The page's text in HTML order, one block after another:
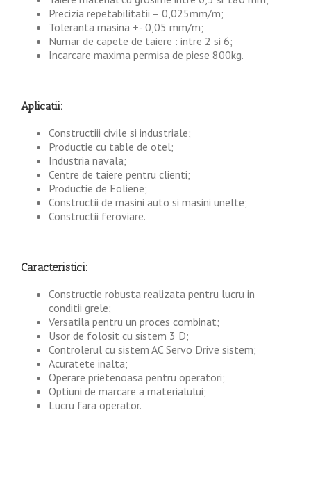
Precizia repetabilitatii – 0,025mm/m;
Toleranta masina +- 0,05 mm/m;
Numar de capete de taiere : intre 2 si 6;
Incarcare maxima permisa de piese 800kg.
Aplicatii:
Constructiii civile si industriale;
Productie cu table de otel;
Industria navala;
Centre de taiere pentru clienti;
Productie de Eoliene;
Constructii de masini auto si masini unelte;
Constructii feroviare.
Caracteristici:
Constructie robusta realizata pentru lucru in
conditii grele;
Versatila pentru un proces combinat;
Usor de folosit cu sistem 3 D;
Controlerul cu sistem AC Servo Drive sistem;
Acuratete inalta;
Operare prietenoasa pentru operatori;
Optiuni de marcare a materialului;
Lucru fara operator.